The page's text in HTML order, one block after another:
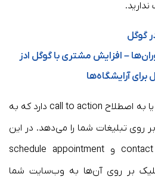
گوگل
– افزایش مشتری با گوگل ادز
برای آرایشگاه‌ها
دوم این که این تبلیغ CTA یا به اصطلاح call to action دارد که به
روی تبلیغات شما را می‌دهد. در این
تبلیغ، CTAها شامل contact us و schedule appointment
بر روی آن‌ها به وب‌سایت شما